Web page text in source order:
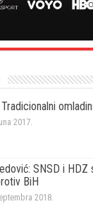
Tradicionalni
2017.
SNSD i HDZ
BiH
2018.